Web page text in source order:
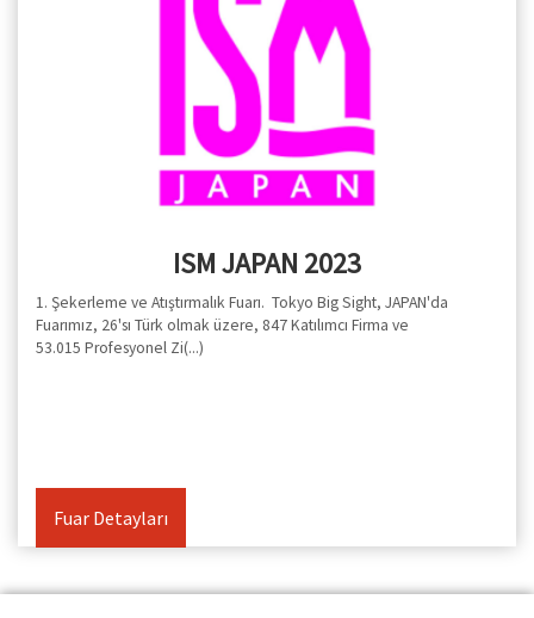
ISM JAPAN 2023
1. Şekerleme ve Atıştırmalık Fuarı. Tokyo Big Sight, JAPAN'da
Fuarımız, 26'sı Türk olmak üzere, 847 Katılımcı Firma ve
53.015 Profesyonel Zi(...)
Fuar Detayları